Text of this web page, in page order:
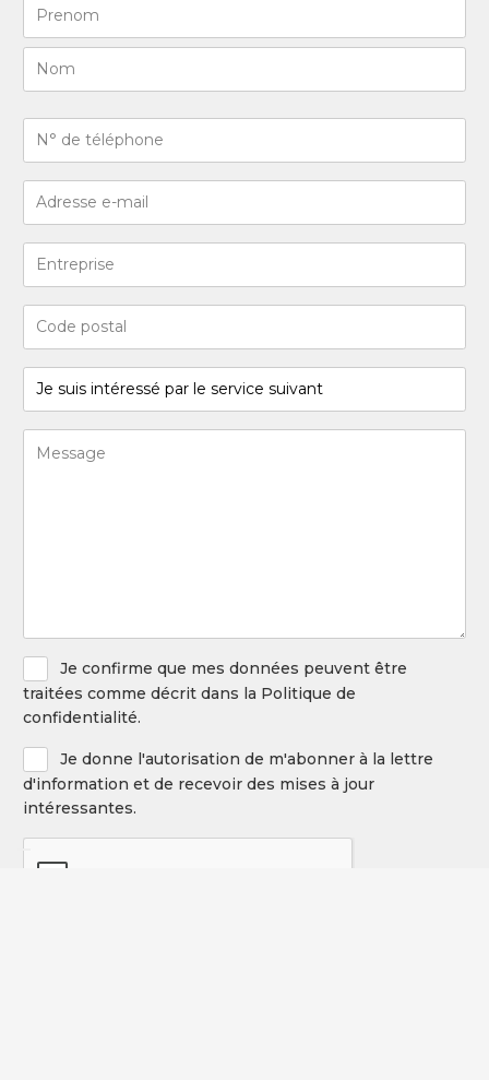
First
N°
téléphone
(Required)
Adresse
mail
(Required)
Entreprise
Code
(Required)
Je
intéressé
par
(Required)
Privacy
Policy
Je confirme que mes données peuvent être
traitées comme décrit dans la Politique de
confidentialité.
Newsletter
Je donne l'autorisation de m'abonner à la lettre
d'information et de recevoir des mises à jour
intéressantes.
CAPTCHA